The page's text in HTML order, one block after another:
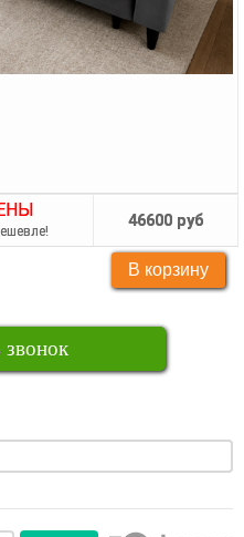
46600 руб
звонок